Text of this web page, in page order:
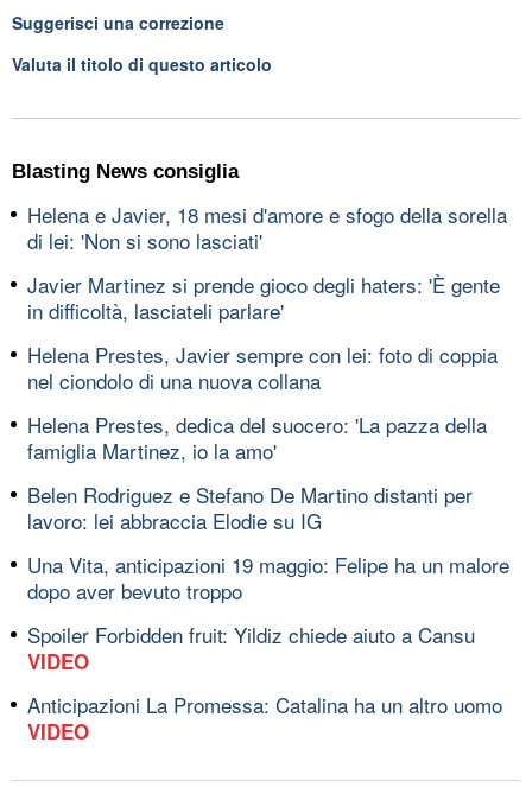
Suggerisci una correzione
Valuta il titolo di questo articolo
Blasting News consiglia
Helena e Javier, 18 mesi d'amore e sfogo della sorella
di lei: 'Non si sono lasciati'
Javier Martinez si prende gioco degli haters: 'È gente
in difficoltà, lasciateli parlare'
Helena Prestes, Javier sempre con lei: foto di coppia
nel ciondolo di una nuova collana
Helena Prestes, dedica del suocero: 'La pazza della
famiglia Martinez, io la amo'
Belen Rodriguez e Stefano De Martino distanti per
lavoro: lei abbraccia Elodie su IG
Una Vita, anticipazioni 19 maggio: Felipe ha un malore
dopo aver bevuto troppo
Spoiler Forbidden fruit: Yildiz chiede aiuto a Cansu
VIDEO
Anticipazioni La Promessa: Catalina ha un altro uomo
VIDEO